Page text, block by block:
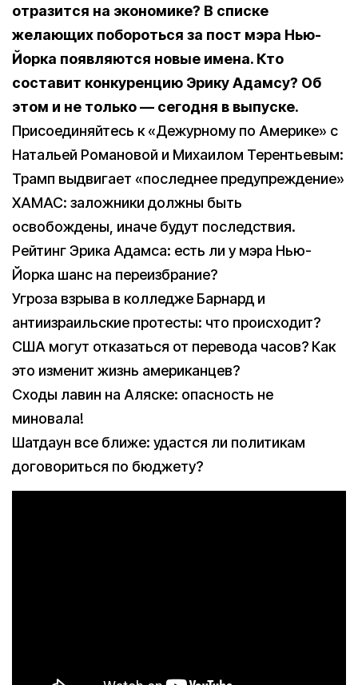
отразится на экономике? В списке
желающих побороться за пост мэра Нью-
Йорка появляются новые имена. Кто
составит конкуренцию Эрику Адамсу? Об
этом и не только — сегодня в выпуске.
Присоединяйтесь к «Дежурному по Америке» с
Натальей Романовой и Михаилом Терентьевым:
Трамп выдвигает «последнее предупреждение»
ХАМАС: заложники должны быть
освобождены, иначе будут последствия.
Рейтинг Эрика Адамса: есть ли у мэра Нью-
Йорка шанс на переизбрание?
Угроза взрыва в колледже Барнард и
антиизраильские протесты: что происходит?
США могут отказаться от перевода часов? Как
это изменит жизнь американцев?
Сходы лавин на Аляске: опасность не
миновала!
Шатдаун все ближе: удастся ли политикам
договориться по бюджету?